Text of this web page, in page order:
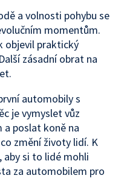
a volnosti pohybu se
momentům.
objevil praktický
zásadní obrat na
automobily s
je vymyslet vůz
a poslat koně na
změní životy lidí. K
si to lidé mohli
za automobilem pro